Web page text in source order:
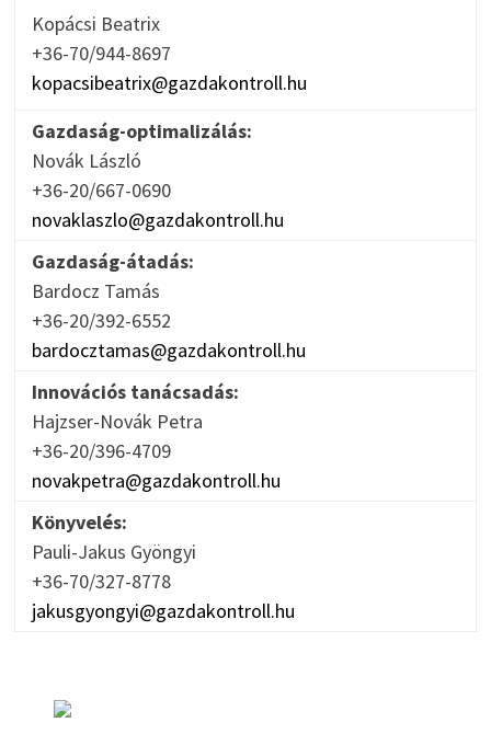
Kopácsi Beatrix
+36-70/944-8697
kopacsibeatrix@gazdakontroll.hu
Gazdaság-optimalizálás:
Novák László
+36-20/667-0690
novaklaszlo@gazdakontroll.hu
Gazdaság-átadás:
Bardocz Tamás
+36-20/392-6552
bardocztamas@gazdakontroll.hu
Innovációs tanácsadás:
Hajzser-Novák Petra
+36-20/396-4709
novakpetra@gazdakontroll.hu
Könyvelés:
Pauli-Jakus Gyöngyi
+36-70/327-8778
jakusgyongyi@gazdakontroll.hu